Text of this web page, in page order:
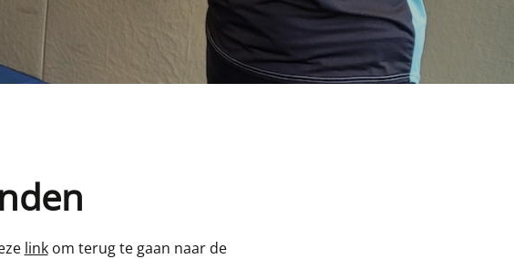
linkom terug te gaan naar de